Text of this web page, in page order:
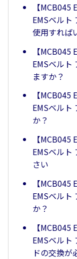
【
EMSベルト
使用すれば
【
EMSベルト
ますか？
【
EMSベルト
か？
【
EMSベルト
さい
【
EMSベルト
か？
【
EMSベルト
ドの交換が